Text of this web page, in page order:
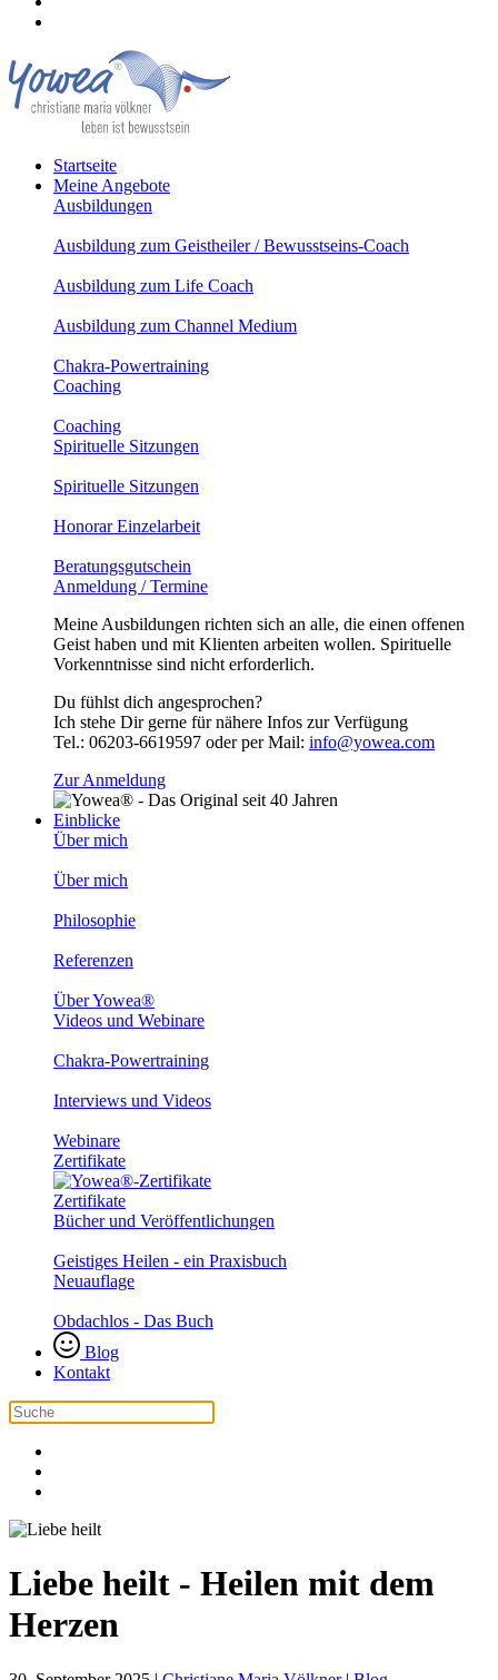
Startseite
Meine Angebote
Ausbildungen
Ausbildung zum Geistheiler / Bewusstseins-Coach
Ausbildung zum Life Coach
Ausbildung zum Channel Medium
Chakra-Powertraining
Coaching
Coaching
Spirituelle Sitzungen
Spirituelle Sitzungen
Honorar Einzelarbeit
Beratungsgutschein
Anmeldung / Termine
Meine Ausbildungen richten sich an alle, die einen offenen
Geist haben und mit Klienten arbeiten wollen. Spirituelle
Vorkenntnisse sind nicht erforderlich.
Du fühlst dich angesprochen?
Ich stehe Dir gerne für nähere Infos zur Verfügung
Tel.: 06203-6619597 oder per Mail: info@yowea.com
Zur Anmeldung
Einblicke
Über mich
Über mich
Philosophie
Referenzen
Über Yowea®
Videos und Webinare
Chakra-Powertraining
Interviews und Videos
Webinare
Zertifikate
Zertifikate
Bücher und Veröffentlichungen
Geistiges Heilen - ein Praxisbuch
Neuauflage
Obdachlos - Das Buch
Blog
Kontakt
Liebe heilt - Heilen mit dem
Herzen